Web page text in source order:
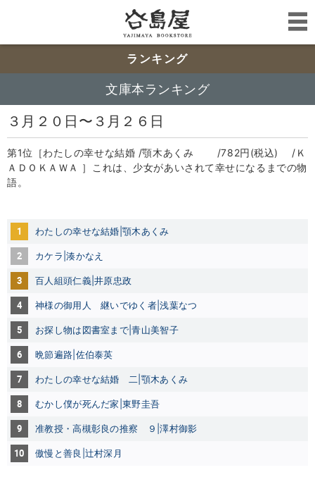
ランキング
文庫本ランキング
３月２０日〜３月２６日
第1位［わたしの幸せな結婚 /顎木あくみ /782円(税込) /Ｋ
ＡＤＯＫＡＷＡ ］これは、少女があいされて幸せになるまでの物
語。
1 わたしの幸せな結婚|顎木あくみ
2 カケラ|湊かなえ
3 百人組頭仁義|井原忠政
4 神様の御用人 継いでゆく者|浅葉なつ
5 お探し物は図書室まで|青山美智子
6 晩節遍路|佐伯泰英
7 わたしの幸せな結婚 二|顎木あくみ
8 むかし僕が死んだ家|東野圭吾
9 准教授・高槻彰良の推察 ９|澤村御影
10 傲慢と善良|辻村深月